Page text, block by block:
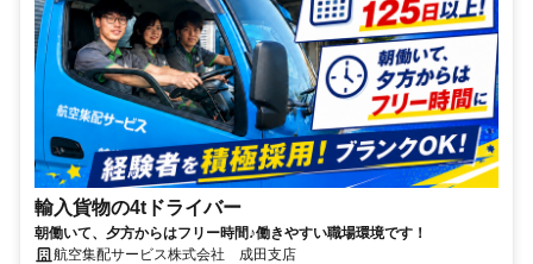
輸入貨物の4tドライバー
朝働いて、夕方からはフリー時間♪働きやすい職場環境です！
航空集配サービス株式会社 成田支店